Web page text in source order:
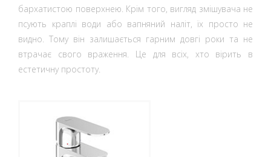
бархатистою поверхнею. Крім того, вигляд змішувача не
псують краплі води або вапняний наліт, їх просто не
видно. Тому він залишається гарним довгі роки та не
втрачає свого враження. Це для всіх, хто вірить в
естетичну простоту.